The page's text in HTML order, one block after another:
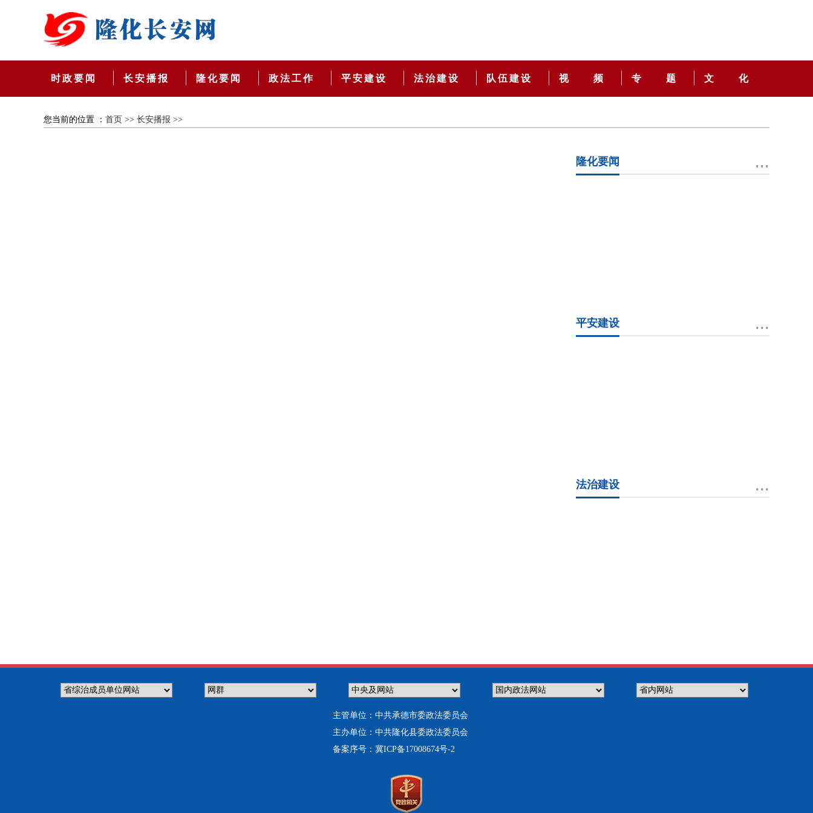
时政要闻 长安播报 隆化要闻 政法工作 平安建设 法治建设 队伍建设 视 频 专 题 文 化
您当前的位置 ： 首页 >> 长安播报 >>
隆化要闻 ...
平安建设 ...
法治建设 ...
主管单位：中共承德市委政法委员会
主办单位：中共隆化县委政法委员会
备案序号： 冀ICP备17008674号-2